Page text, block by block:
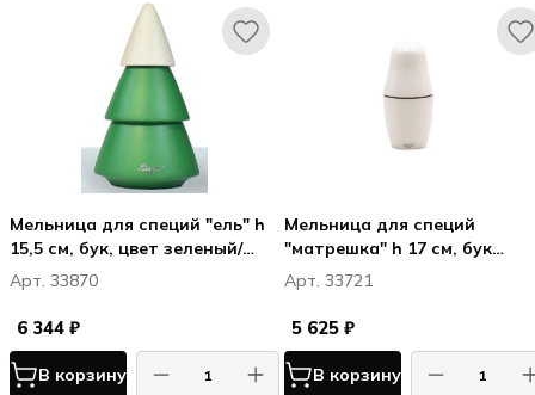
Мельница для специй "ель" h
15,5 см, бук, цвет зеленый/
белый, ИКСМАС ТРИ / XMAS
TREE By Whinot Design
Арт. 33870
6 344 ₽
В корзину
Мельница для специй
"матрешка" h 17 см, бук
лакированный, цвет белый,
МАТРЁШКА / MATRYOSHKA
Арт. 33721
5 625 ₽
В корзину